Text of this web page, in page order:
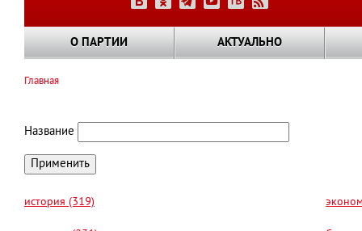
О ПАРТИИ АКТУАЛЬНО
Главная
Название
история (319)